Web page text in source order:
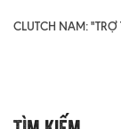
CLUTCH NAM: